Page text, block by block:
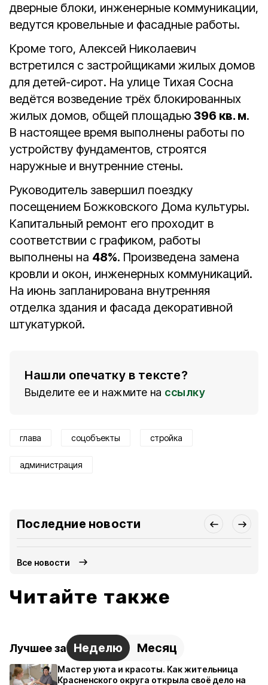
дверные блоки, инженерные коммуникации,
ведутся кровельные и фасадные работы.
Кроме того, Алексей Николаевич
встретился с застройщиками жилых домов
для детей-сирот. На улице Тихая Сосна
ведётся возведение трёх блокированных
жилых домов, общей площадью 396 кв. м.
В настоящее время выполнены работы по
устройству фундаментов, строятся
наружные и внутренние стены.
Руководитель завершил поездку
посещением Божковского Дома культуры.
Капитальный ремонт его проходит в
соответствии с графиком, работы
выполнены на 48%. Произведена замена
кровли и окон, инженерных коммуникаций.
На июнь запланирована внутренняя
отделка здания и фасада декоративной
штукатуркой.
Нашли опечатку в тексте?
Выделите ее и нажмите на ссылку
глава соцобъекты стройка
администрация
Последние новости
Все новости
Читайте также
Лучшее за Неделю Месяц
Мастер уюта и красоты. Как жительница
Красненского округа открыла своё дело на